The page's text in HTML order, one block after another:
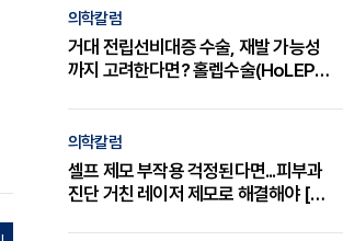
의학칼럼
거대 전립선비대증 수술, 재발 가능성
까지 고려한다면? 홀렙수술(HoLEP)
의학칼럼
셀프 제모 부작용 걱정된다면...피부과
진단 거친 레이저 제모로 해결해야 [변